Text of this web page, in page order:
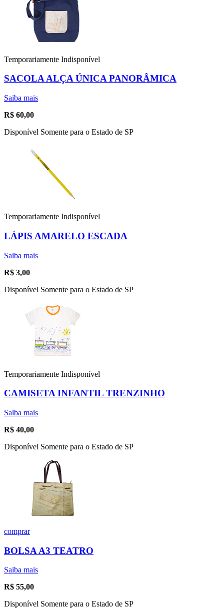
Temporariamente Indisponível
SACOLA ALÇA ÚNICA PANORÂMICA
Saiba mais
R$ 60,00
Disponível Somente para o Estado de SP
Temporariamente Indisponível
LÁPIS AMARELO ESCADA
Saiba mais
R$ 3,00
Disponível Somente para o Estado de SP
Temporariamente Indisponível
CAMISETA INFANTIL TRENZINHO
Saiba mais
R$ 40,00
Disponível Somente para o Estado de SP
comprar
BOLSA A3 TEATRO
Saiba mais
R$ 55,00
Disponível Somente para o Estado de SP